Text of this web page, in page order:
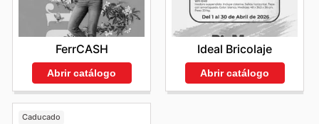
FerrCASH
Abrir catálogo
Ideal Bricolaje
Abrir catálogo
Caducado